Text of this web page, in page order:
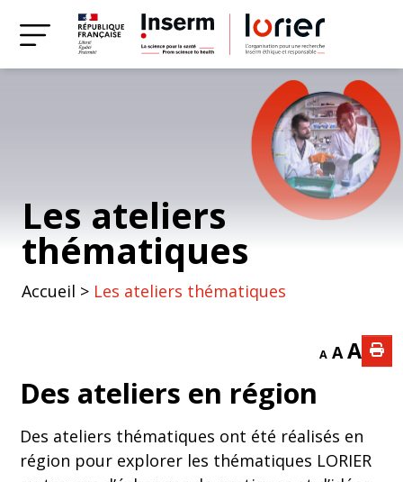
Les ateliers
thématiques
Accueil > Les ateliers thématiques
A A A
Des ateliers en région
Des ateliers thématiques ont été réalisés en
région pour explorer les thématiques LORIER